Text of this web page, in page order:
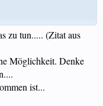
zu tun..... (Zitat aus
Möglichkeit. Denke
ist...